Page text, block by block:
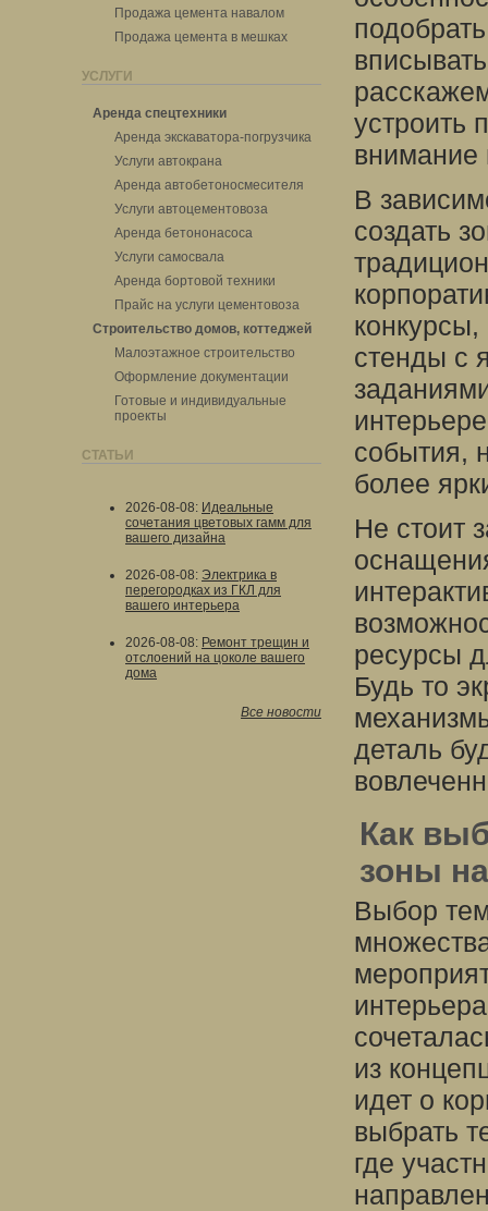
Продажа цемента навалом
Продажа цемента в мешках
УСЛУГИ
Аренда спецтехники
Аренда экскаватора-погрузчика
Услуги автокрана
Аренда автобетоносмесителя
Услуги автоцементовоза
Аренда бетононасоса
Услуги самосвала
Аренда бортовой техники
Прайс на услуги цементовоза
Строительство домов, коттеджей
Малоэтажное строительство
Оформление документации
Готовые и индивидуальные
проекты
СТАТЬИ
2026-08-08: Идеальные
сочетания цветовых гамм для
вашего дизайна
2026-08-08: Электрика в
перегородках из ГКЛ для
вашего интерьера
2026-08-08: Ремонт трещин и
отслоений на цоколе вашего
дома
Все новости
устроить
внимание
В
создать
конкурсы,
стенды с
события,
более
Не стоит
ресурсы
Будь то
деталь
Как
зоны
Выбор
из
идет о
выбрать
где